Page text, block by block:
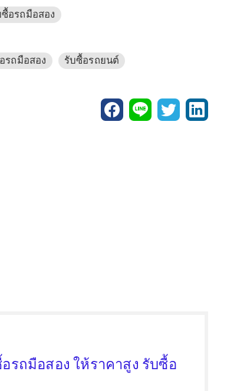
อรถมือสอง
รถมือสอง รับซื้อรถยนต์
FACEBOOK
LINETWITTER
รถมือสอง ให้ราคาสูง รับซื้อ